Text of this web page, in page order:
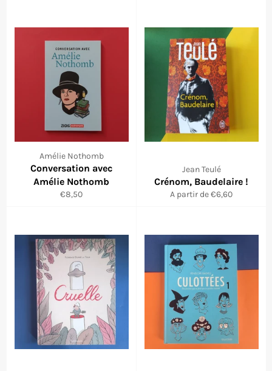
Amélie Nothomb
Conversation avec
Amélie Nothomb
Prix
€8,50
Jean Teulé
Crénom, Baudelaire !
A partir de €6,60